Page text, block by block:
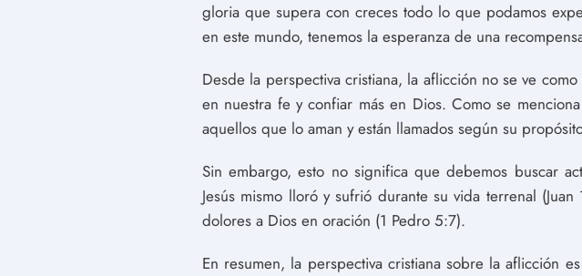
gloria que supera con creces todo lo que podamos
en este mundo, tenemos la esperanza de una
Desde la perspectiva cristiana, la aflicción no se ve
en nuestra fe y confiar más en Dios. Como se
aquellos que lo aman y están llamados según su
Sin embargo, esto no significa que debemos buscar
Jesús mismo lloró y sufrió durante su vida terrenal
dolores a Dios en oración (1 Pedro 5:7).
En resumen, la perspectiva cristiana sobre la aflicción